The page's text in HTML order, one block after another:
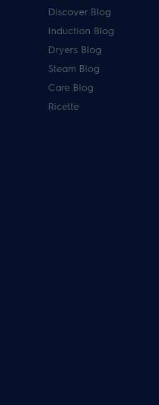
Discover Blog
Induction Blog
Dryers Blog
Steam Blog
Care Blog
Ricette